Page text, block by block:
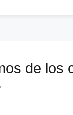
de los